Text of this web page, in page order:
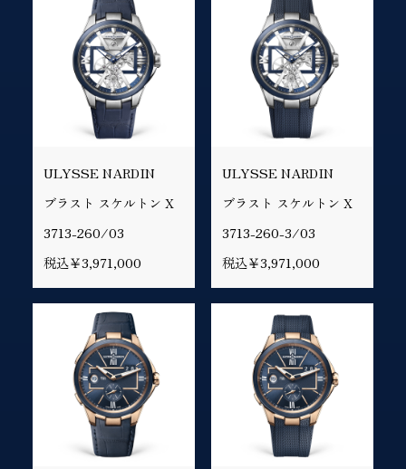
ULYSSE NARDIN
ブラスト スケルトン X
3713-260/03
税込￥3,971,000
ULYSSE NARDIN
ブラスト スケルトン X
3713-260-3/03
税込￥3,971,000